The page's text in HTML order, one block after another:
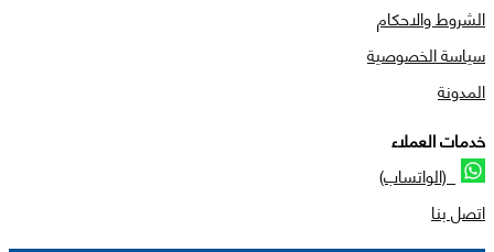
الشروط والاحكام
سياسة الخصوصية
المدونة
خدمات العملاء
(الواتساب)
اتصل بنا